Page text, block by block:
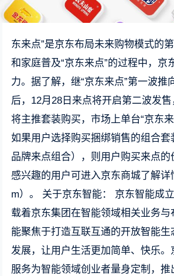
东来点”是京东布局未来购物模式的
和家庭普及“京东来点”的过程中，京
力。据了解，继“京东来点”第一波推
后，12月28日来点将开启第二波发
将主推套装购买，市场上单台“京东来
如果用户选择购买捆绑销售的组合套
品牌来点组合），则用户购买来点的
感兴趣的用户可进入京东商城了解详
m）。 关于京东智能： 京东智能成
载着京东集团在智能领域相关业务与
能聚焦于打造互联互通的开放智能生
发展，让用户生活更加简单、快乐
服务为智能领域创业者量身定制，